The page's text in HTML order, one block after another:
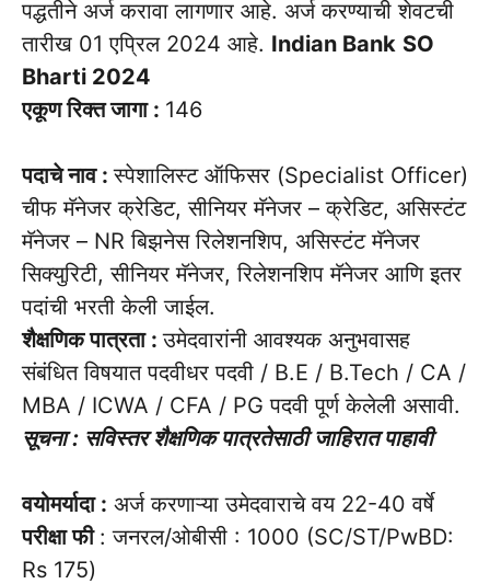
पद्धतीने अर्ज करावा लागणार आहे. अर्ज करण्याची शेवटची
तारीख 01 एप्रिल 2024 आहे. Indian Bank SO
Bharti 2024
एकूण रिक्त जागा : 146
पदाचे नाव :स्पेशालिस्ट ऑफिसर (Specialist Officer)
चीफ मॅनेजर क्रेडिट, सीनियर मॅनेजर – क्रेडिट, असिस्टंट
मॅनेजर – NR बिझनेस रिलेशनशिप, असिस्टंट मॅनेजर
सिक्युरिटी, सीनियर मॅनेजर, रिलेशनशिप मॅनेजर आणि इतर
पदांची भरती केली जाईल.
शैक्षणिक पात्रता :उमेदवारांनी आवश्यक अनुभवासह
संबंधित विषयात पदवीधर पदवी / B.E / B.Tech / CA /
MBA / ICWA / CFA / PG पदवी पूर्ण केलेली असावी.
सूचना : सविस्तर शैक्षणिक पात्रतेसाठी जाहिरात पाहावी
वयोमर्यादा : अर्ज करणाऱ्या उमेदवाराचे वय 22-40 वर्षे
परीक्षा फी : जनरल/ओबीसी : 1000 (SC/ST/PwBD:
Rs 175)